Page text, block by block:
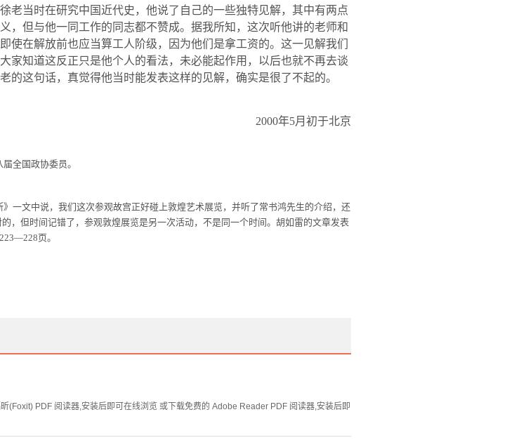
老当时在研究中国近代史，他说了自己的一些独特见解，其中有两点
，但与他一同工作的同志都不赞成。据我所知，这次听他讲的老师和
使在解放前也应当算工人阶级，因为他们是拿工资的。这一见解我们
家知道这反正只是他个人的看法，未必能起作用，以后也就不再去谈
这句话，真觉得他当时能发表这样的见解，确实是很了不起的。
2000年5月初于北京
全国政协委员。
一文中说，我们这次参观故宫正好碰上敦煌艺术展览，并听了常书鸿先生的介绍，还
，但时间记错了，参观敦煌展览是另一次活动，不是同一个时间。胡如雷的文章发表
223—228页。
(Foxit) PDF 阅读器,安装后即可在线浏览 或下载免费的 Adobe Reader PDF 阅读器,安装后即